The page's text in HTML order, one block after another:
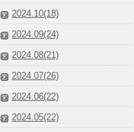
2024.10(18)
2024.09(24)
2024.08(21)
2024.07(26)
2024.06(22)
2024.05(22)